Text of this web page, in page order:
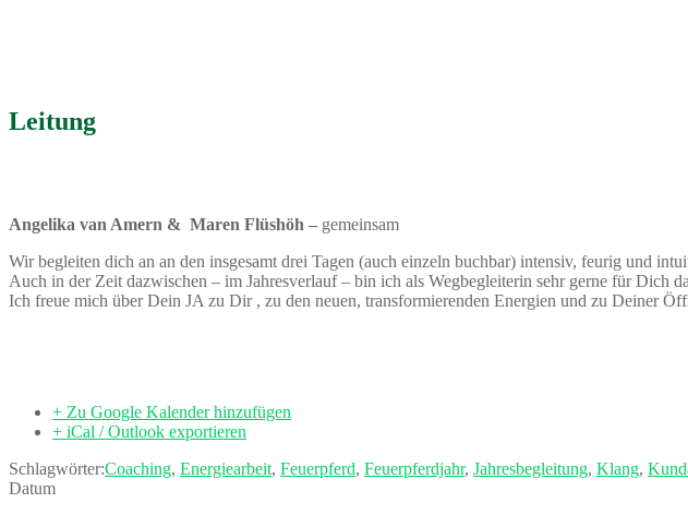
Leitung
Angelika van Amern & Maren Flüshöh – gemeinsam
Wir begleiten dich an an den insgesamt drei Tagen (auch einzeln buchbar) intensiv, feurig und
Auch in der Zeit dazwischen – im Jahresverlauf – bin ich als Wegbegleiterin sehr gerne für Dich
Ich freue mich über Dein JA zu Dir , zu den neuen, transformierenden Energien und zu Deiner
+ Zu Google Kalender hinzufügen
+ iCal / Outlook exportieren
Schlagwörter:Coaching, Energiearbeit, Feuerpferd, Feuerpferdjahr, Jahresbegleitung, Klang,
Datum